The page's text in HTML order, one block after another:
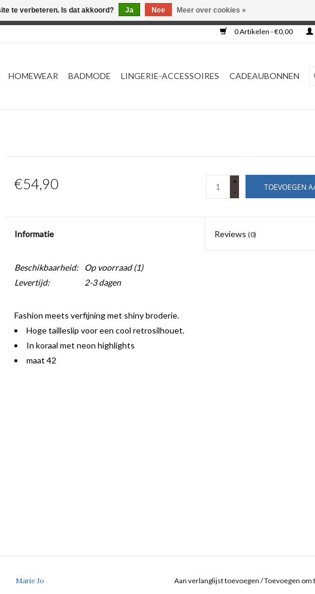
0 Artikelen - €0,00
HOMEWEAR BADMODE LINGERIE-ACCESSOIRES CADEAUBONNEN
€54,90
+
-
TOEVOEGEN
Informatie Reviews (0)
Beschikbaarheid: Op voorraad(1)
Levertijd:
2-3 dagen
Fashion meets verfijning met shiny broderie.
Hoge tailleslip voor een cool retrosilhouet.
In koraal met neon highlights
maat 42
Marie Jo Aan verlanglijst toevoegen /Toevoegen om
te verbeteren. Is dat akkoord? Ja Nee Meer over cookies »
werkt met EU maten. .